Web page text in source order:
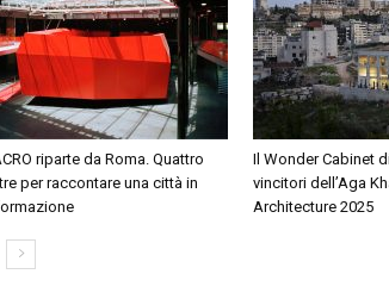
riparte da Roma. Quattro
per raccontare una città in
Il Wonder Cabinet
vincitori dell’Aga
Architecture 2025